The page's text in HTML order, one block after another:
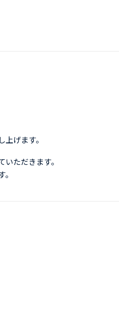
げます。
ただきます。